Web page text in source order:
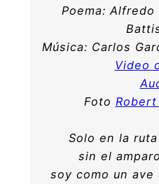
Poema:
Música: Carlos
Video
Foto
Solo en la
sin el
soy como un ave